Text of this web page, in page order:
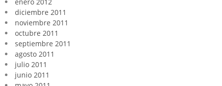
enero 2012
diciembre 2011
noviembre 2011
octubre 2011
septiembre 2011
agosto 2011
julio 2011
junio 2011